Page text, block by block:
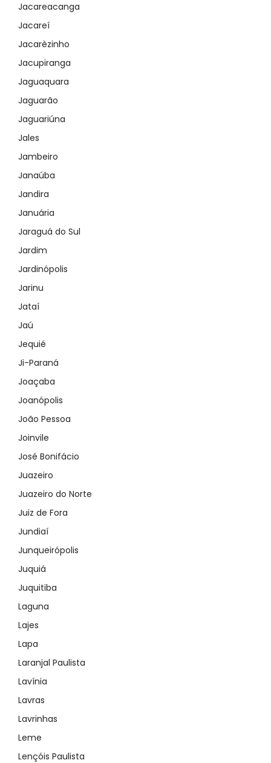
Jacareacanga
Jacareí
Jacarèzinho
Jacupiranga
Jaguaquara
Jaguarão
Jaguariúna
Jales
Jambeiro
Janaúba
Jandira
Januária
Jaraguá do Sul
Jardim
Jardinópolis
Jarinu
Jataí
Jaú
Jequié
Ji-Paraná
Joaçaba
Joanópolis
João Pessoa
Joinvile
José Bonifácio
Juazeiro
Juazeiro do Norte
Juiz de Fora
Jundiaí
Junqueirópolis
Juquiá
Juquitiba
Laguna
Lajes
Lapa
Laranjal Paulista
Lavínia
Lavras
Lavrinhas
Leme
Lençóis Paulista